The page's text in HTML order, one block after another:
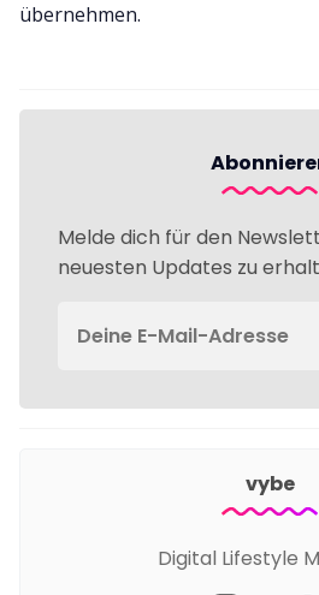
übernehmen.
Melde dich für den
neuesten Updates zu
vybe
Digital Lifestyle